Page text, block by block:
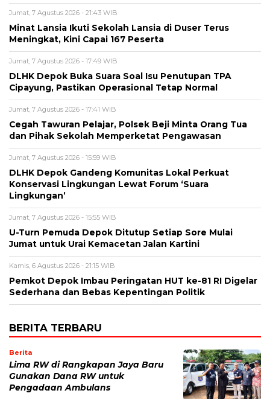
Jumat, 7 Agustus 2026 - 21:43 WIB
Minat Lansia Ikuti Sekolah Lansia di Duser Terus
Meningkat, Kini Capai 167 Peserta
Jumat, 7 Agustus 2026 - 17:49 WIB
DLHK Depok Buka Suara Soal Isu Penutupan TPA
Cipayung, Pastikan Operasional Tetap Normal
Jumat, 7 Agustus 2026 - 17:41 WIB
Cegah Tawuran Pelajar, Polsek Beji Minta Orang Tua
dan Pihak Sekolah Memperketat Pengawasan
Jumat, 7 Agustus 2026 - 15:59 WIB
DLHK Depok Gandeng Komunitas Lokal Perkuat
Konservasi Lingkungan Lewat Forum ‘Suara
Lingkungan’
Jumat, 7 Agustus 2026 - 15:55 WIB
U-Turn Pemuda Depok Ditutup Setiap Sore Mulai
Jumat untuk Urai Kemacetan Jalan Kartini
Kamis, 6 Agustus 2026 - 21:15 WIB
Pemkot Depok Imbau Peringatan HUT ke-81 RI Digelar
Sederhana dan Bebas Kepentingan Politik
BERITA TERBARU
Berita
Lima RW di Rangkapan Jaya Baru
Gunakan Dana RW untuk
Pengadaan Ambulans